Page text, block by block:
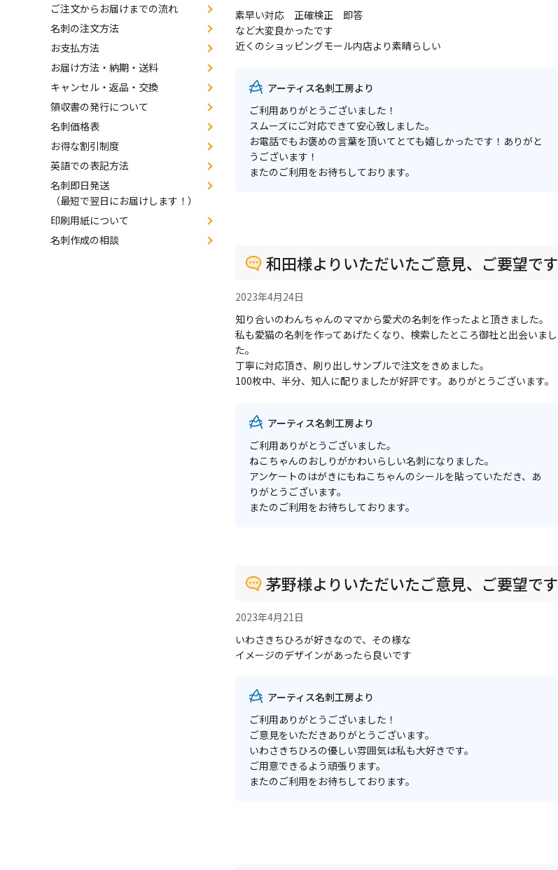
素早い対応 正確検正 即答
など大変良かったです
近くのショッピングモール内店より素晴らしい
アーティス名刺工房より
ご利用ありがとうございました！
スムーズにご対応できて安心致しました。
お電話でもお褒めの言葉を頂いてとても嬉しかったです！ありがと
うございます！
またのご利用をお待ちしております。
和田様よりいただいたご意見、ご要望です
2023年4月24日
知り合いのわんちゃんのママから愛犬の名刺を作ったよと頂きました。
私も愛猫の名刺を作ってあげたくなり、検索したところ御社と出会いまし
た。
丁寧に対応頂き、刷り出しサンプルで注文をきめました。
100枚中、半分、知人に配りましたが好評です。ありがとうございます。
アーティス名刺工房より
ご利用ありがとうございました。
ねこちゃんのおしりがかわいらしい名刺になりました。
アンケートのはがきにもねこちゃんのシールを貼っていただき、あ
りがとうございます。
またのご利用をお待ちしております。
茅野様よりいただいたご意見、ご要望です
2023年4月21日
いわさきちひろが好きなので、その様な
イメージのデザインがあったら良いです
アーティス名刺工房より
ご利用ありがとうございました！
ご意見をいただきありがとうございます。
いわさきちひろの優しい雰囲気は私も大好きです。
ご用意できるよう頑張ります。
またのご利用をお待ちしております。
ご注文からお届けまでの流れ
名刺の注文方法
お支払方法
お届け方法・納期・送料
キャンセル・返品・交換
領収書の発行について
名刺価格表
お得な割引制度
英語での表記方法
名刺即日発送
（最短で翌日にお届けします！）
印刷用紙について
名刺作成の相談